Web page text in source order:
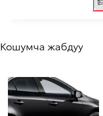
Кошумча жабдуу